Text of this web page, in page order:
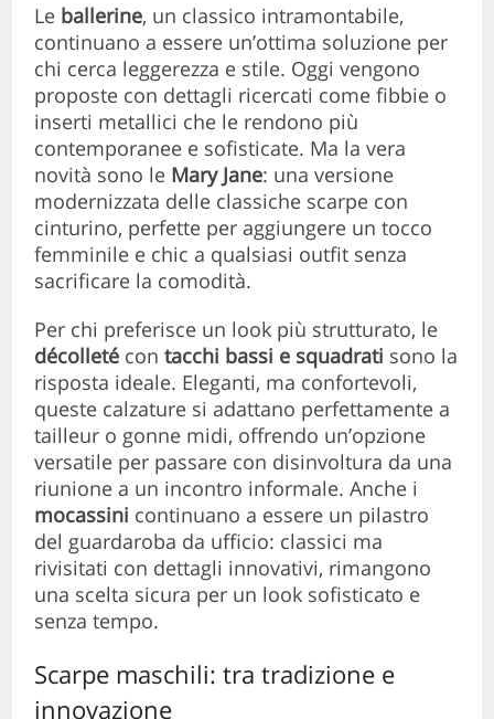
Le ballerine, un classico intramontabile,
continuano a essere un’ottima soluzione per
chi cerca leggerezza e stile. Oggi vengono
proposte con dettagli ricercati come fibbie o
inserti metallici che le rendono più
contemporanee e sofisticate. Ma la vera
novità sono le Mary Jane: una versione
modernizzata delle classiche scarpe con
cinturino, perfette per aggiungere un tocco
femminile e chic a qualsiasi outfit senza
sacrificare la comodità.
Per chi preferisce un look più strutturato, le
décolleté contacchi bassi e squadrati sono la
risposta ideale. Eleganti, ma confortevoli,
queste calzature si adattano perfettamente a
tailleur o gonne midi, offrendo un’opzione
versatile per passare con disinvoltura da una
riunione a un incontro informale. Anche i
mocassini continuano a essere un pilastro
del guardaroba da ufficio: classici ma
rivisitati con dettagli innovativi, rimangono
una scelta sicura per un look sofisticato e
senza tempo.
Scarpe maschili: tra tradizione e
innovazione